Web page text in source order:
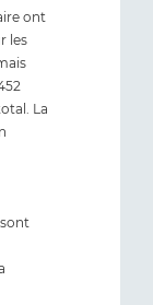
ont
les
La